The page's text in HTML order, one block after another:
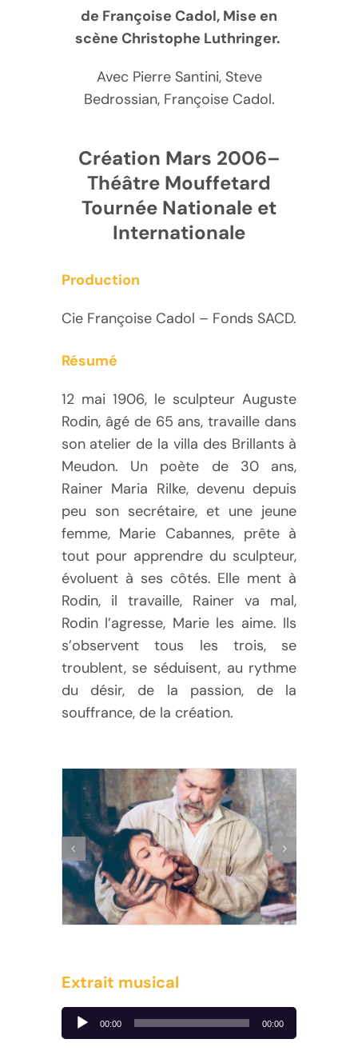
de Françoise Cadol, Mise en
scène Christophe Luthringer.
Avec Pierre Santini, Steve
Bedrossian, Françoise Cadol.
Création Mars 2006–
Théâtre Mouffetard
Tournée Nationale et
Internationale
Production
Cie Françoise Cadol – Fonds SACD.
Résumé
12 mai 1906, le sculpteur Auguste
Rodin, âgé de 65 ans, travaille dans
son atelier de la villa des Brillants à
Meudon. Un poète de 30 ans,
Rainer Maria Rilke, devenu depuis
peu son secrétaire, et une jeune
femme, Marie Cabannes, prête à
tout pour apprendre du sculpteur,
évoluent à ses côtés. Elle ment à
Rodin, il travaille, Rainer va mal,
Rodin l’agresse, Marie les aime. Ils
s’observent tous les trois, se
troublent, se séduisent, au rythme
du désir, de la passion, de la
souffrance, de la création.
Extrait musical
Lecteur
audio
00:00 00:00